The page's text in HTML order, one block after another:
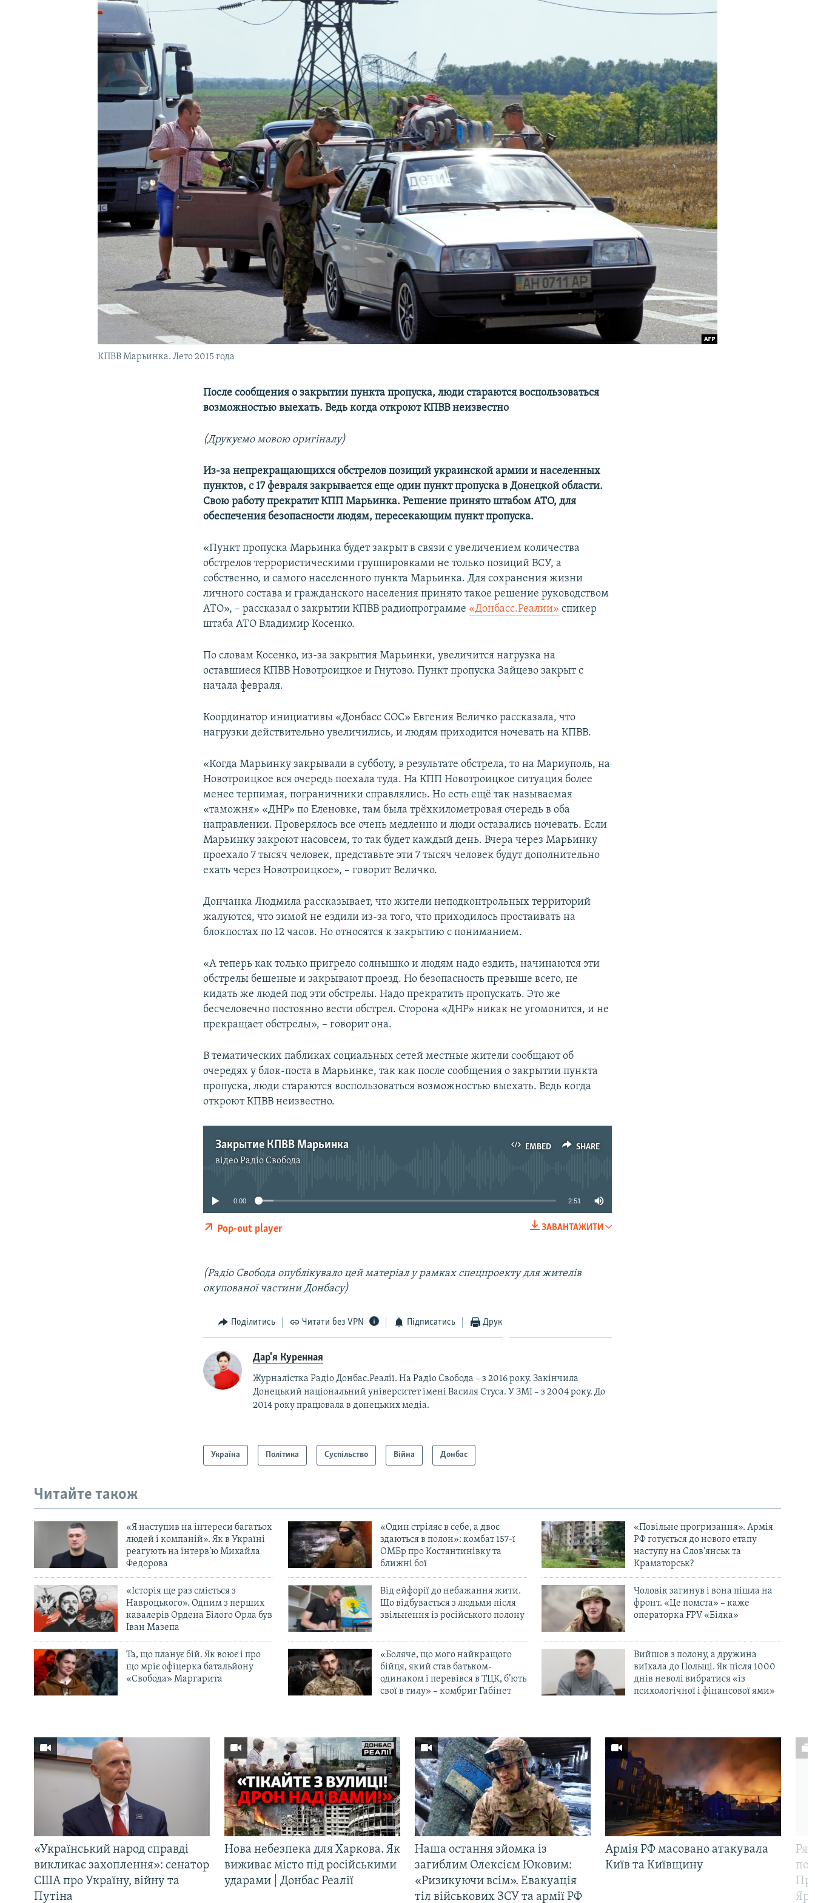
КПВВ Марьинка. Лето 2015 года
После сообщения о закрытии пункта пропуска, люди стараются воспользоваться
возможностью выехать. Ведь когда откроют КПВВ неизвестно
(Друкуємо мовою оригіналу)
Из-за непрекращающихся обстрелов позиций украинской армии и населенных
пунктов, с 17 февраля закрывается еще один пункт пропуска в Донецкой области.
Свою работу прекратит КПП Марьинка. Решение принято штабом АТО, для
обеспечения безопасности людям, пересекающим пункт пропуска.
«Пункт пропуска Марьинка будет закрыт в связи с увеличением количества
обстрелов террористическими группировками не только позиций ВСУ, а
собственно, и самого населенного пункта Марьинка. Для сохранения жизни
личного состава и гражданского населения принято такое решение руководством
АТО», – рассказал о закрытии КПВВ радиопрограмме «Донбасс.Реалии» спикер
штаба АТО Владимир Косенко.
По словам Косенко, из-за закрытия Марьинки, увеличится нагрузка на
оставшиеся КПВВ Новотроицкое и Гнутово. Пункт пропуска Зайцево закрыт с
начала февраля.
Координатор инициативы «Донбасс СОС» Евгения Величко рассказала, что
нагрузки действительно увеличились, и людям приходится ночевать на КПВВ.
«Когда Марьинку закрывали в субботу, в результате обстрела, то на Мариуполь, на
Новотроицкое вся очередь поехала туда. На КПП Новотроицкое ситуация более
менее терпимая, пограничники справлялись. Но есть ещё так называемая
«таможня» «ДНР» по Еленовке, там была трёхкилометровая очередь в оба
направлении. Проверялось все очень медленно и люди оставались ночевать. Если
Марьинку закроют насовсем, то так будет каждый день. Вчера через Марьинку
проехало 7 тысяч человек, представьте эти 7 тысяч человек будут дополнительно
ехать через Новотроицкое», – говорит Величко.
Дончанка Людмила рассказывает, что жители неподконтрольных территорий
жалуются, что зимой не ездили из-за того, что приходилось простаивать на
блокпостах по 12 часов. Но относятся к закрытию с пониманием.
«А теперь как только пригрело солнышко и людям надо ездить, начинаются эти
обстрелы бешеные и закрывают проезд. Но безопасность превыше всего, не
кидать же людей под эти обстрелы. Надо прекратить пропускать. Это же
бесчеловечно постоянно вести обстрел. Сторона «ДНР» никак не угомонится, и не
прекращает обстрелы», – говорит она.
В тематических пабликах социальных сетей местные жители сообщают об
очередях у блок-поста в Марьинке, так как после сообщения о закрытии пункта
пропуска, люди стараются воспользоваться возможностью выехать. Ведь когда
откроют КПВВ неизвестно.
EMBED SHARE
Закрытие КПВВ Марьинка
відеоРадіо Свобода
0:00 2:51
ЗАВАНТАЖИТИ
Pop-out player
(Радіо Свобода опублікувало цей матеріал у рамках спецпроекту для жителів
окупованої частини Донбасу)
Поділитись Читати без VPN Підписатись Друк
Дар'я Куренная
Журналістка Радіо Донбас.Реалії. На Радіо Свобода – з 2016 року. Закінчила
Донецький національний університет імені Василя Стуса. У ЗМІ – з 2004 року. До
2014 року працювала в донецьких медіа.
Україна Політика Суспільство Війна Донбас
Читайте також
«Я наступив на інтереси багатьох
людей і компаній». Як в Україні
реагують на інтерв’ю Михайла
Федорова
«Один стріляє в себе, а двоє
здаються в полон»: комбат 157-ї
ОМБр про Костянтинівку та
ближні бої
«Повільне прогризання». Армія
РФ готується до нового етапу
наступу на Слов’янськ та
Краматорськ?
«Історія ще раз сміється з
Навроцького». Одним з перших
кавалерів Ордена Білого Орла був
Іван Мазепа
Від ейфорії до небажання жити.
Що відбувається з людьми після
звільнення із російського полону
Чоловік загинув і вона пішла на
фронт. «Це помста» – каже
операторка FPV «Білка»
Та, що планує бій. Як воює і про
що мріє офіцерка батальйону
«Свобода» Маргарита
«Боляче, що мого найкращого
бійця, який став батьком-
одинаком і перевівся в ТЦК, б’ють
свої в тилу» – комбриг Габінет
Вийшов з полону, а дружина
виїхала до Польщі. Як після 1000
днів неволі вибратися «із
психологічної і фінансової ями»
«Український народ справді
викликає захоплення»: сенатор
США про Україну, війну та
Путіна
Нова небезпека для Харкова. Як
виживає місто під російськими
ударами | Донбас Реалії
Наша остання зйомка із
загиблим Олексієм Юковим:
«Ризикуючи всім». Евакуація
тіл військових ЗСУ та армії РФ
Армія РФ масовано атакувала
Київ та Київщину